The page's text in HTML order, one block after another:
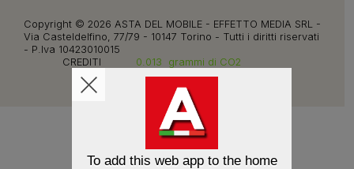
Copyright © 2026 ASTA DEL MOBILE - EFFETTO MEDIA SRL -
Via Casteldelfino, 77/79 - 10147 Torino - Tutti i diritti riservati
- P.Iva 10423010015
CREDITI
0.013 grammi di CO2
To add this web app to the home